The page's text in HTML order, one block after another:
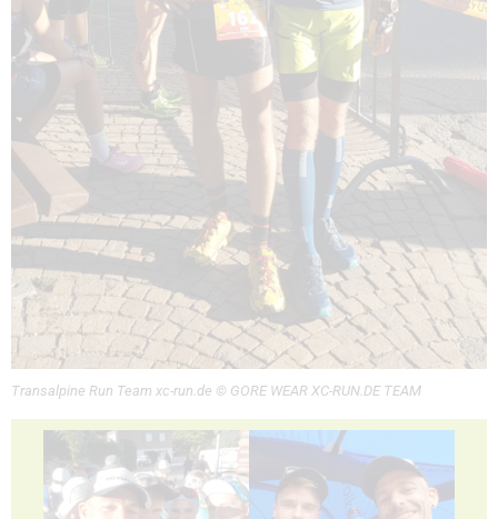
Transalpine Run Team xc-run.de © GORE WEAR XC-RUN.DE TEAM